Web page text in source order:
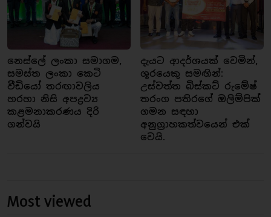
නෙස්ලේ ලංකා සමාගම,
සමස්ත ලංකා කෙටි
වීඩියෝ තරඟාවලිය
හරහා නිසි අපද්‍රව්‍ය
කළමනාකරණය දිරි
ගන්වයි
දැයට ආදර්ශයක් වෙමින්,
ශූරයෙකු සමඟින්:
උස්වත්ත බිස්කට් රුමේෂ්
තරංග පතිරගේ ඔලිම්පික්
ගමන සඳහා
අනුග්‍රාහකත්වයෙන් එක්
වෙයි.
Most viewed